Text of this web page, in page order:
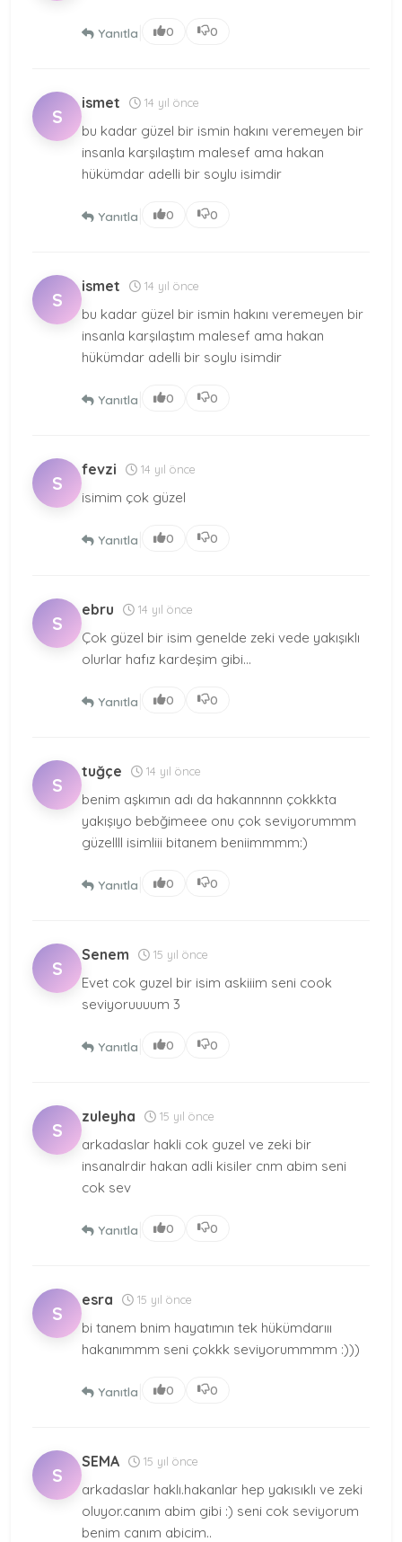
Yanıtla 0 0
S
ismet 14 yıl önce
bu kadar güzel bir ismin hakını veremeyen bir
insanla karşılaştım malesef ama hakan
hükümdar adelli bir soylu isimdir
Yanıtla 0 0
S
ismet 14 yıl önce
bu kadar güzel bir ismin hakını veremeyen bir
insanla karşılaştım malesef ama hakan
hükümdar adelli bir soylu isimdir
Yanıtla 0 0
S
fevzi 14 yıl önce
isimim çok güzel
Yanıtla 0 0
S
ebru 14 yıl önce
Çok güzel bir isim genelde zeki vede yakışıklı
olurlar hafız kardeşim gibi...
Yanıtla 0 0
S
tuğçe 14 yıl önce
benim aşkımın adı da hakannnnn çokkkta
yakışıyo bebğimeee onu çok seviyorummm
güzellll isimliii bitanem beniimmmm:)
Yanıtla 0 0
S
Senem 15 yıl önce
Evet cok guzel bir isim askiiim seni cook
seviyoruuuum 3
Yanıtla 0 0
S
zuleyha 15 yıl önce
arkadaslar hakli cok guzel ve zeki bir
insanalrdir hakan adli kisiler cnm abim seni
cok sev
Yanıtla 0 0
S
esra 15 yıl önce
bi tanem bnim hayatımın tek hükümdarııı
hakanımmm seni çokkk seviyorummmm :)))
Yanıtla 0 0
S
SEMA 15 yıl önce
arkadaslar haklı.hakanlar hep yakısıklı ve zeki
oluyor.canım abim gibi :) seni cok seviyorum
benim canım abicim..